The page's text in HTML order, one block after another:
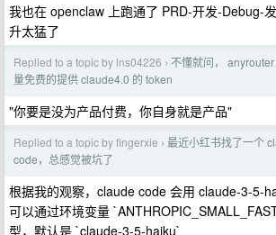
我也在 openclaw 上跑通了 PRD-开发-Debug-
升太猛了
Replied to a topic by lns04226 › 不懂就问，
量免费的提供 claude4.0 的 token
"你要是没为产品付费，你自身就是产品"
Replied to a topic by fingerxie › 最近小红书找了一个
code，总感觉被坑了
根据我的观察，claude code 会用 claude-3-5-
可以通过环境变量
型，默认是 `claude-3-5-haiku`